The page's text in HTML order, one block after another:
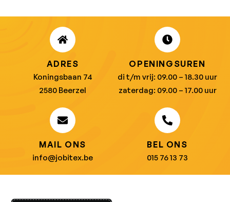
ADRES
Koningsbaan 74
2580 Beerzel
OPENINGSUREN
di t/m vrij: 09.00 – 18.30 uur
zaterdag: 09.00 – 17.00 uur
MAIL ONS
info@jobitex.be
BEL ONS
015 76 13 73